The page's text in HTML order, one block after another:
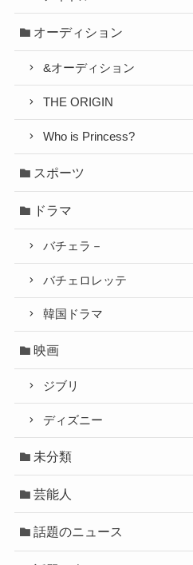
オーディション
&オーディション
THE ORIGIN
Who is Princess?
スポーツ
ドラマ
バチェラ－
バチェロレッテ
韓国ドラマ
映画
ジブリ
ディズニー
未分類
芸能人
話題のニュース